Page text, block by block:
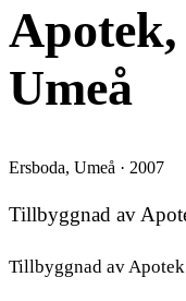
Umeå
Ersboda, Umeå · 2007
Tillbyggnad av
Tillbyggnad av